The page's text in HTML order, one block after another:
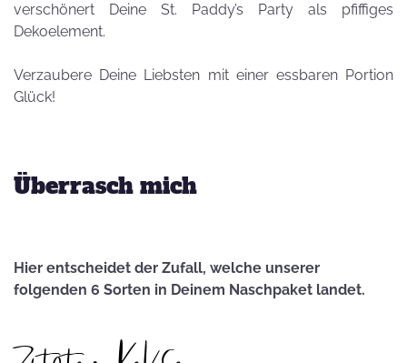
verschönert Deine St. Paddy’s Party als pfiffiges
Dekoelement.
Verzaubere Deine Liebsten mit einer essbaren Portion
Glück!
Überrasch mich
Hier entscheidet der Zufall, welche unserer
folgenden 6 Sorten in Deinem Naschpaket landet.